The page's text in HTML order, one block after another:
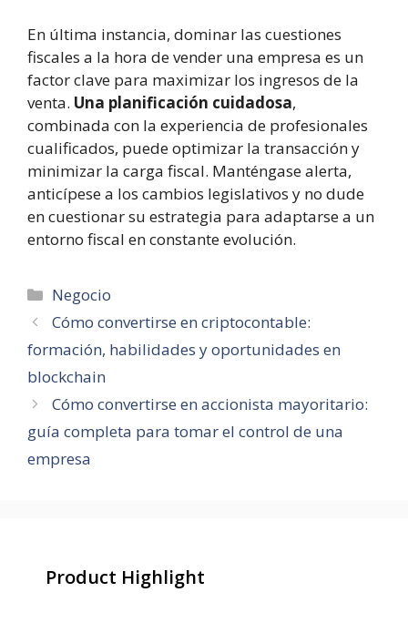
En última instancia, dominar las cuestiones
fiscales a la hora de vender una empresa es un
factor clave para maximizar los ingresos de la
venta. Una planificación cuidadosa,
combinada con la experiencia de profesionales
cualificados, puede optimizar la transacción y
minimizar la carga fiscal. Manténgase alerta,
anticípese a los cambios legislativos y no dude
en cuestionar su estrategia para adaptarse a un
entorno fiscal en constante evolución.
Categorías
Negocio
Cómo convertirse en criptocontable:
formación, habilidades y oportunidades en
blockchain
Cómo convertirse en accionista mayoritario:
guía completa para tomar el control de una
empresa
Product Highlight